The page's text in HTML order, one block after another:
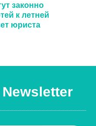
законно
к летней
юриста